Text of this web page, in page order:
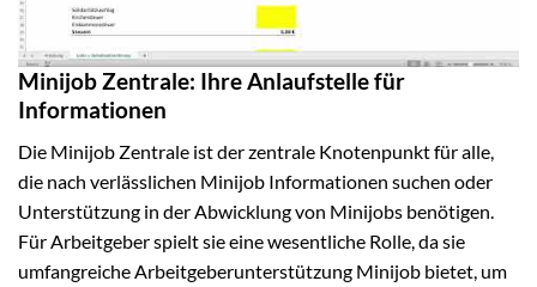
Minijob Zentrale: Ihre Anlaufstelle für
Informationen
Die Minijob Zentrale ist der zentrale Knotenpunkt für alle,
die nach verlässlichen Minijob Informationen suchen oder
Unterstützung in der Abwicklung von Minijobs benötigen.
Für Arbeitgeber spielt sie eine wesentliche Rolle, da sie
umfangreiche Arbeitgeberunterstützung Minijob bietet, um